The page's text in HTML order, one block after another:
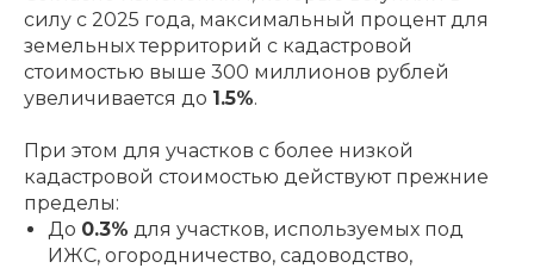
силу с 2025 года, максимальный процент для
земельных территорий с кадастровой
стоимостью выше 300 миллионов рублей
увеличивается до 1.5%.
При этом для участков с более низкой
кадастровой стоимостью действуют прежние
пределы:
До 0.3% для участков, используемых под
ИЖС, огородничество, садоводство,